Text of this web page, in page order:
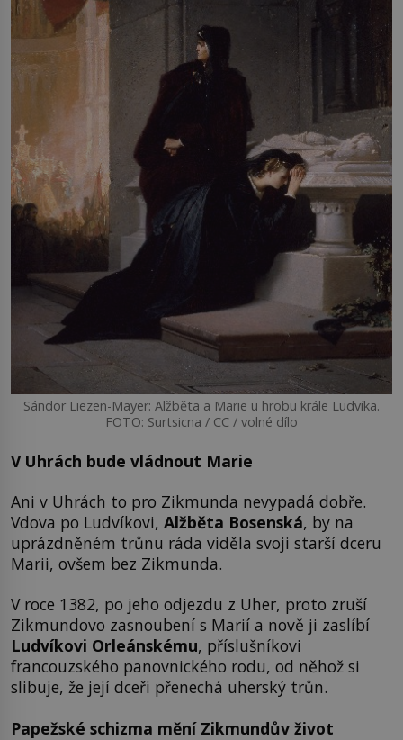
Sándor Liezen-Mayer: Alžběta a Marie u hrobu krále Ludvíka.
FOTO: Surtsicna / CC / volné dílo
V Uhrách bude vládnout Marie
Ani v Uhrách to pro Zikmunda nevypadá dobře.
Vdova po Ludvíkovi, Alžběta Bosenská, by na
uprázdněném trůnu ráda viděla svoji starší dceru
Marii, ovšem bez Zikmunda.
V roce 1382, po jeho odjezdu z Uher, proto zruší
Zikmundovo zasnoubení s Marií a nově ji zaslíbí
Ludvíkovi Orleánskému, příslušníkovi
francouzského panovnického rodu, od něhož si
slibuje, že její dceři přenechá uherský trůn.
Papežské schizma mění Zikmundův život